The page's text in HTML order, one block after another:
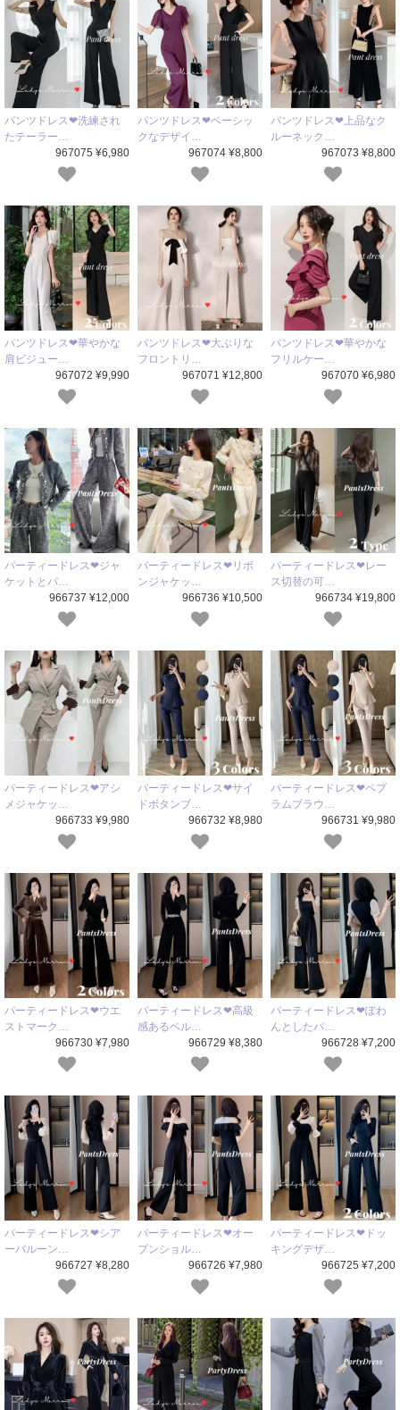
パンツドレス❤洗練され
たテーラー…
967075 ¥6,980
パンツドレス❤ベーシッ
クなデザイ…
967074 ¥8,800
パンツドレス❤上品なク
ルーネック…
967073 ¥8,800
パンツドレス❤華やかな
肩ビジュー…
967072 ¥9,990
パンツドレス❤大ぶりな
フロントリ…
967071 ¥12,800
パンツドレス❤華やかな
フリルケー…
967070 ¥6,980
パーティードレス❤ジャ
ケットとパ…
966737 ¥12,000
パーティードレス❤リボ
ンジャケッ…
966736 ¥10,500
パーティードレス❤レー
ス切替の可…
966734 ¥19,800
パーティードレス❤アシ
メジャケッ…
966733 ¥9,980
パーティードレス❤サイ
ドボタンブ…
966732 ¥8,980
パーティードレス❤ペプ
ラムブラウ…
966731 ¥9,980
パーティードレス❤ウエ
ストマーク…
966730 ¥7,980
パーティードレス❤高級
感あるベル…
966729 ¥8,380
パーティードレス❤ぽわ
んとしたパ…
966728 ¥7,200
パーティードレス❤シア
ーバルーン…
966727 ¥8,280
パーティードレス❤オー
プンショル…
966726 ¥7,980
パーティードレス❤ドッ
キングデザ…
966725 ¥7,200